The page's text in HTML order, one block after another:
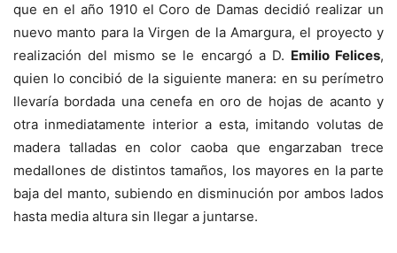
que en el año 1910 el Coro de Damas decidió realizar un
nuevo manto para la Virgen de la Amargura, el proyecto y
realización del mismo se le encargó a D. Emilio Felices,
quien lo concibió de la siguiente manera: en su perímetro
llevaría bordada una cenefa en oro de hojas de acanto y
otra inmediatamente interior a esta, imitando volutas de
madera talladas en color caoba que engarzaban trece
medallones de distintos tamaños, los mayores en la parte
baja del manto, subiendo en disminución por ambos lados
hasta media altura sin llegar a juntarse.